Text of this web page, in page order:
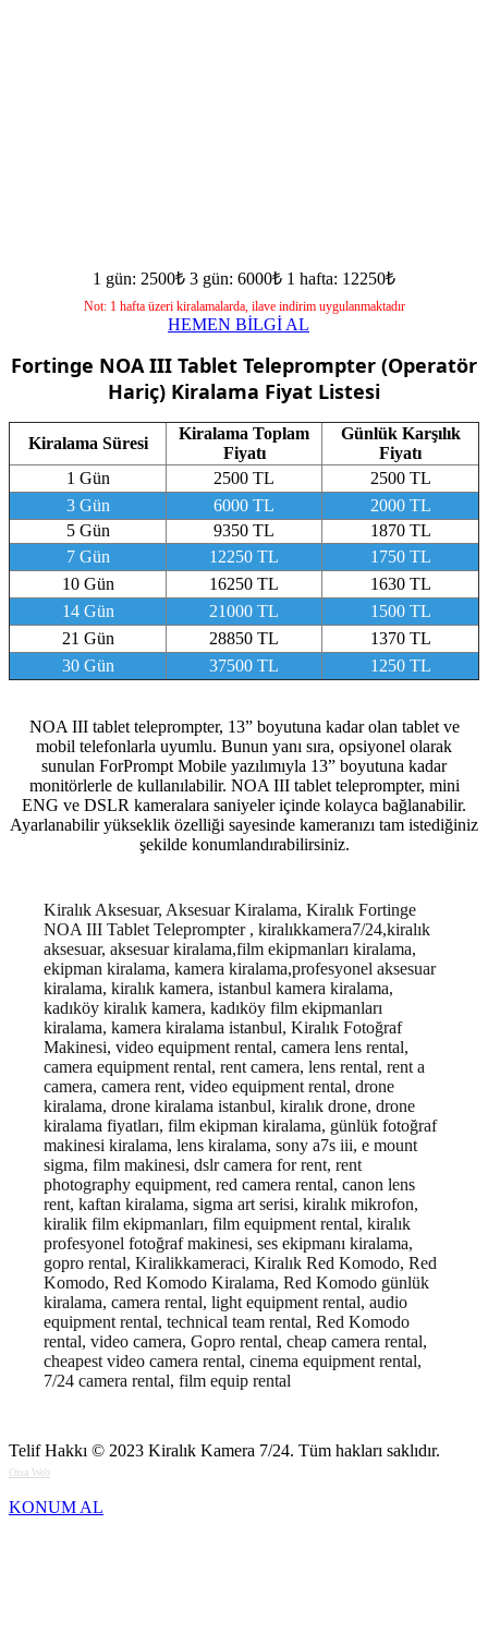
1 gün: 2500₺ 3 gün: 6000₺ 1 hafta: 12250₺
Not: 1 hafta üzeri kiralamalarda, ilave indirim uygulanmaktadır
HEMEN BİLGİ AL
Fortinge NOA III Tablet Teleprompter (Operatör
Hariç) Kiralama Fiyat Listesi
Kiralama Süresi
Kiralama Toplam
Fiyatı
Günlük Karşılık
Fiyatı
1 Gün
2500 TL
2500 TL
3 Gün
6000 TL
2000 TL
5 Gün
9350 TL
1870 TL
7 Gün
12250 TL
1750 TL
10 Gün
16250 TL
1630 TL
14 Gün
21000 TL
1500 TL
21 Gün
28850 TL
1370 TL
30 Gün
37500 TL 1250 TL
NOA III tablet teleprompter, 13” boyutuna kadar olan tablet ve
mobil telefonlarla uyumlu. Bunun yanı sıra, opsiyonel olarak
sunulan ForPrompt Mobile yazılımıyla 13” boyutuna kadar
monitörlerle de kullanılabilir. NOA III tablet teleprompter, mini
ENG ve DSLR kameralara saniyeler içinde kolayca bağlanabilir.
Ayarlanabilir yükseklik özelliği sayesinde kameranızı tam istediğiniz
şekilde konumlandırabilirsiniz.
Kiralık Aksesuar, Aksesuar Kiralama, Kiralık Fortinge
NOA III Tablet Teleprompter , kiralıkkamera7/24,kiralık
aksesuar, aksesuar kiralama,film ekipmanları kiralama,
ekipman kiralama, kamera kiralama,profesyonel aksesuar
kiralama, kiralık kamera, istanbul kamera kiralama,
kadıköy kiralık kamera, kadıköy film ekipmanları
kiralama, kamera kiralama istanbul, Kiralık Fotoğraf
Makinesi, video equipment rental, camera lens rental,
camera equipment rental, rent camera, lens rental, rent a
camera, camera rent, video equipment rental, drone
kiralama, drone kiralama istanbul, kiralık drone, drone
kiralama fiyatları, film ekipman kiralama, günlük fotoğraf
makinesi kiralama, lens kiralama, sony a7s iii, e mount
sigma, film makinesi, dslr camera for rent, rent
photography equipment, red camera rental, canon lens
rent, kaftan kiralama, sigma art serisi, kiralık mikrofon,
kiralik film ekipmanları, film equipment rental, kiralık
profesyonel fotoğraf makinesi, ses ekipmanı kiralama,
gopro rental, Kiralikkameraci, Kiralık Red Komodo, Red
Komodo, Red Komodo Kiralama, Red Komodo günlük
kiralama, camera rental, light equipment rental, audio
equipment rental, technical team rental, Red Komodo
rental, video camera, Gopro rental, cheap camera rental,
cheapest video camera rental, cinema equipment rental,
7/24 camera rental, film equip rental
Telif Hakkı © 2023 Kiralık Kamera 7/24. Tüm hakları saklıdır.
Orsa Web
KONUM AL